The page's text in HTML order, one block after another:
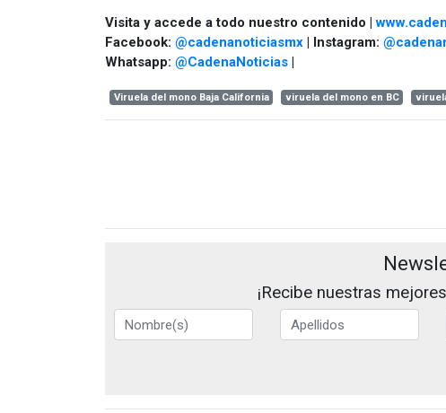
Visita y accede a todo nuestro contenido |
Facebook: @cadenanoticiasmx | Instagram:
Whatsapp: @CadenaNoticias |
Viruela del mono Baja California viruela del mono en BC
¡Recibe nuestras